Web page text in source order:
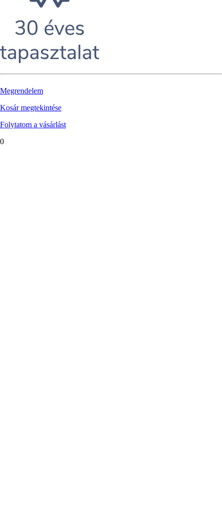
Megrendelem
Kosár megtekintése
Folytatom a vásárlást
0